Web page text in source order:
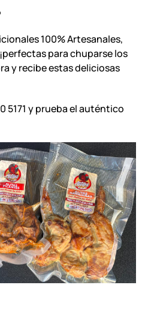
100% Artesanales,
para chuparse los
y recibe estas deliciosas
5171 y prueba el auténtico